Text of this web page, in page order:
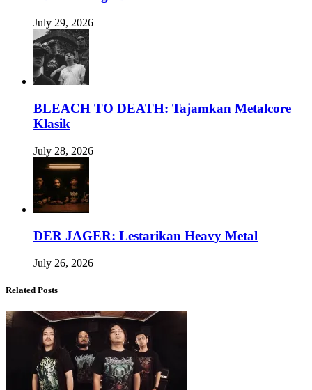
July 29, 2026
BLEACH TO DEATH: Tajamkan Metalcore
Klasik
July 28, 2026
DER JAGER: Lestarikan Heavy Metal
July 26, 2026
Related Posts